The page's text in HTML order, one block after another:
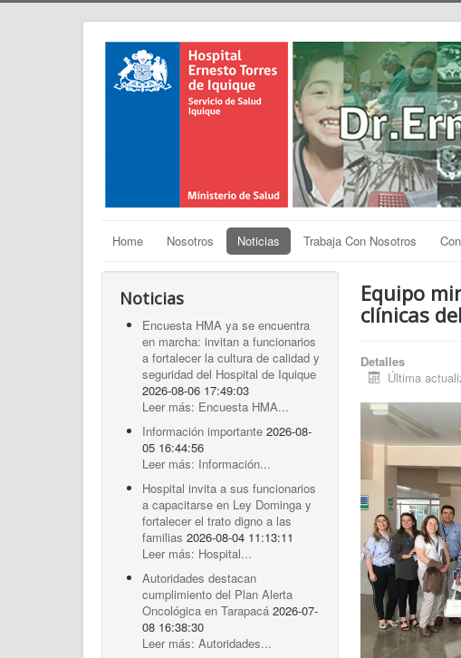
Home Nosotros Noticias Trabaja Con Nosotros
Noticias
Encuesta HMA ya se encuentra
en marcha: invitan a funcionarios
a fortalecer la cultura de calidad y
seguridad del Hospital de Iquique
2026-08-06 17:49:03
Leer más: Encuesta HMA...
Información importante 2026-08-
05 16:44:56
Leer más: Información...
Hospital invita a sus funcionarios
a capacitarse en Ley Dominga y
fortalecer el trato digno a las
familias 2026-08-04 11:13:11
Leer más: Hospital...
Autoridades destacan
cumplimiento del Plan Alerta
Oncológica en Tarapacá 2026-07-
08 16:38:30
Leer más: Autoridades...
Equipo
clínicas
Detalles
Última